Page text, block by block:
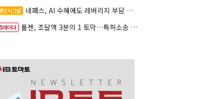
딧 시그널 네패스, AI 수혜에도 레버리지 부담 여전
레이다 툴젠, 조달액 3분의 1 토막…특허소송 비용부터 챙긴다